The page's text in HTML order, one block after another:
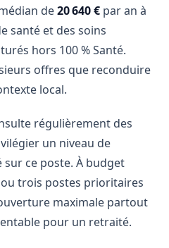
de20 640 € par an à
santé et des soins
hors 100 % Santé.
offres que reconduire
local.
régulièrement des
un niveau de
ce poste. À budget
trois postes prioritaires
maximale partout
pour un retraité.